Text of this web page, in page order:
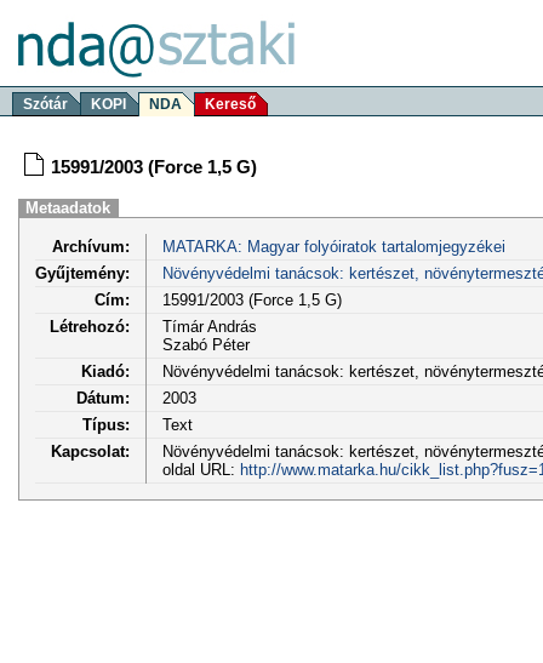
Szótár KOPI NDA Kereső
15991/2003 (Force 1,5 G)
Metaadatok
Archívum:
MATARKA: Magyar folyóiratok tartalomjegyzékei
Gyűjtemény:
Növényvédelmi tanácsok: kertészet,
Cím:
15991/2003 (Force 1,5 G)
Létrehozó:
Tímár András
Szabó Péter
Kiadó:
Növényvédelmi tanácsok: kertészet,
Dátum:
2003
Típus:
Text
Kapcsolat:
Növényvédelmi tanácsok: kertészet,
oldal URL: http://www.matarka.hu/